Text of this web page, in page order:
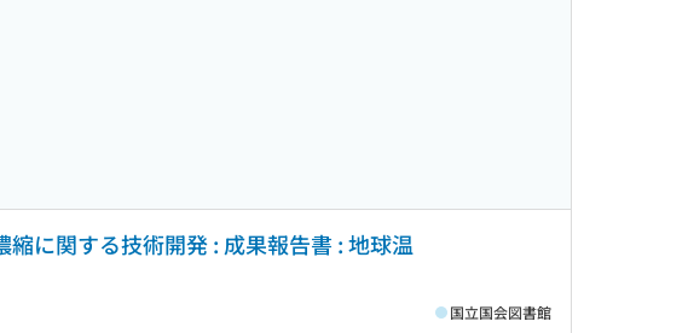
に関する技術開発 : 成果報告書 : 地球温
国立国会図書館